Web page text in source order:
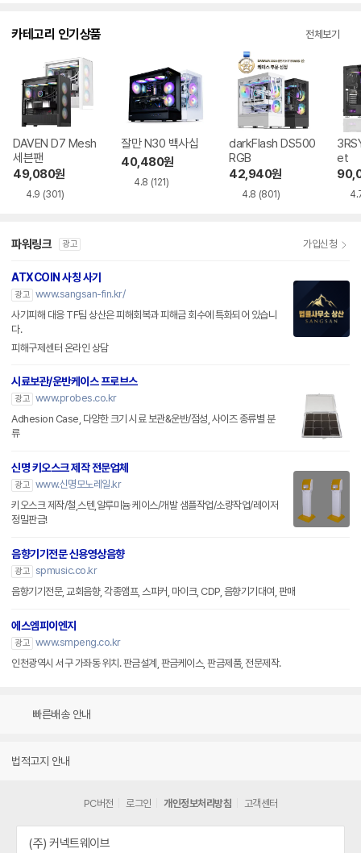
카테고리 인기상품 전체보기
DAVEN D7 Mesh
세븐팬
49,080원
4.9 (301)
잘만 N30 백사십
40,480원
4.8 (121)
darkFlash DS500
RGB
42,940원
4.8 (801)
et
파워링크 광고 가입신청
ATXCOIN 사칭 사기
광고 www.sangsan-fin.kr/
사기피해 대응 TF팀 상산은 피해회복과 피해금 회수에 특화되어 있습니
다.
피해구제센터 온라인 상담
시료보관/운반케이스 프로브스
광고 www.probes.co.kr
Adhesion Case, 다양한 크기 시료 보관&운반/점성, 사이즈 종류별 분
류
신명 키오스크 제작 전문업체
광고 www.신명모노레일.kr
키오스크 제작/철,스텐,알루미늄 케이스/개발 샘플작업/소량작업/레이저
정밀판금!
음향기기전문 신용영상음향
광고 spmusic.co.kr
음향기기전문, 교회음향, 각종앰프, 스피커, 마이크, CDP, 음향기기대여, 판매
에스엠피이엔지
광고 www.smpeng.co.kr
인천광역시 서구 가좌동 위치. 판금설계, 판금케이스, 판금제품, 전문제작.
빠른배송 안내
법적고지 안내
PC버전 로그인 개인정보처리방침 고객센터
(주) 커넥트웨이브